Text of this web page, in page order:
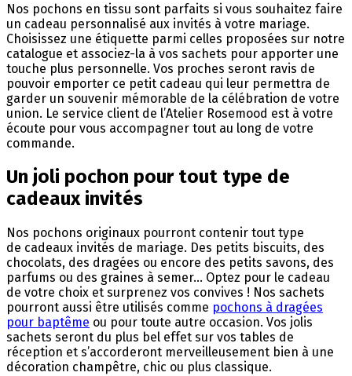
Nos pochons en tissu sont parfaits si vous souhaitez faire
un cadeau personnalisé aux invités à votre mariage.
Choisissez une étiquette parmi celles proposées sur notre
catalogue et associez-la à vos sachets pour apporter une
touche plus personnelle. Vos proches seront ravis de
pouvoir emporter ce petit cadeau qui leur permettra de
garder un souvenir mémorable de la célébration de votre
union. Le service client de l’Atelier Rosemood est à votre
écoute pour vous accompagner tout au long de votre
commande.
Un joli pochon pour tout type de
cadeaux invités
Nos pochons originaux pourront contenir tout type
de cadeaux invités de mariage. Des petits biscuits, des
chocolats, des dragées ou encore des petits savons, des
parfums ou des graines à semer… Optez pour le cadeau
de votre choix et surprenez vos convives ! Nos sachets
pourront aussi être utilisés comme pochons à dragées
pour baptême ou pour toute autre occasion. Vos jolis
sachets seront du plus bel effet sur vos tables de
réception et s’accorderont merveilleusement bien à une
décoration champêtre, chic ou plus classique.